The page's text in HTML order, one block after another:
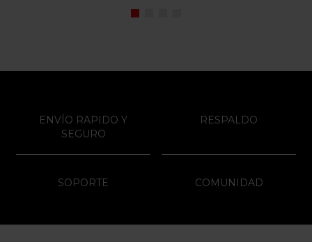
ENVÍO RAPIDO Y
SEGURO
RESPALDO
SOPORTE COMUNIDAD